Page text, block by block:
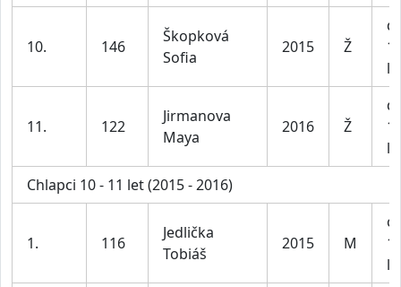
10. 146
Škopková
Sofia
2015 Ž
11. 122
Jirmanova
Maya
2016 Ž
Chlapci 10 - 11 let (2015 - 2016)
1. 116
Jedlička
Tobiáš
2015 M